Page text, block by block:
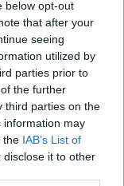
below opt-out
that after your
seeing
utilized by
parties prior to
the further
third parties on the
information may
the IAB’s List of
it to other
30 130
azóta
szótár jelent
orosz
a paraszti
csak